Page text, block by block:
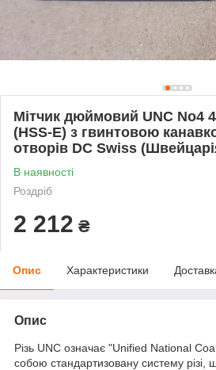
Мітчик дюймовий UNC No4
(HSS-E) з гвинтовою
отворів DC Swiss
В наявності
Роздріб
2 212 ₴
Опис Характеристики
Опис
Різь UNC означає "Unified National
собою стандартизовану систему різі,